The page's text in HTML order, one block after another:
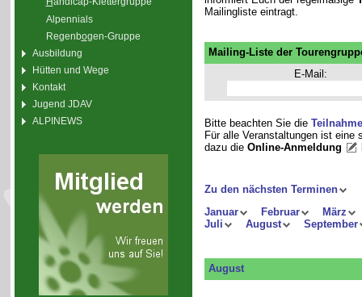
Alpennials
Regenbogen-Gruppe
Ausbildung
Hütten und Wege
Kontakt
Jugend JDAV
ALPINEWS
Mailingliste eintragt.
Mailing-Liste der
E-Mail:
Bitte beachten Sie die
Für alle Veranstaltungen ist
dazu die Online-Anmeldung
Zu den nächsten Terminen
Januar
Februar
März
Juli
August September
August